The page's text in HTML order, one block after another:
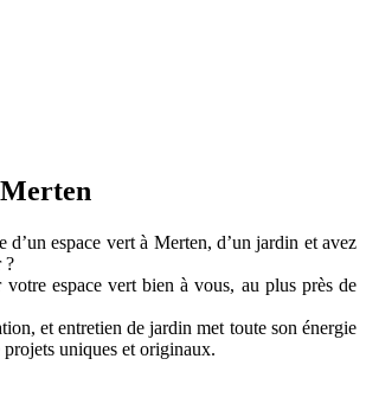
d’un espace vert à Merten, d’un jardin et avez
?
votre espace vert bien à vous, au plus près de
et entretien de jardin met toute son énergie
projets uniques et originaux.